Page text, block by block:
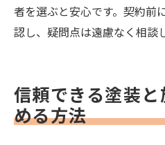
者を選ぶと安心です。契約前
認し、疑問点は遠慮なく相談
信頼できる塗装
める方法